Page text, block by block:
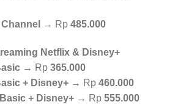
→ Rp 485.000
Netflix & Disney+
→ Rp 365.000
+ Disney+ → Rp 460.000
+ Disney+ → Rp 555.000